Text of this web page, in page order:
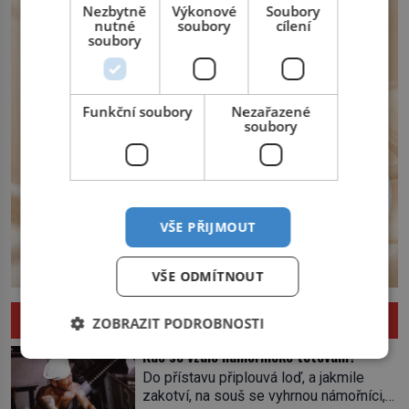
severní hranici. Na […]
ZAJÍMAVOSTI
Kde se vzalo námořnické tetování?
Do přístavu připlouvá loď, a jakmile
zakotví, na souš se vyhrnou námořníci,
Nezbytně
nutné
soubory
Výkonové
soubory
Soubory
cílení
Funkční soubory
Nezařazené
soubory
VŠE PŘIJMOUT
VŠE ODMÍTNOUT
ZOBRAZIT PODROBNOSTI